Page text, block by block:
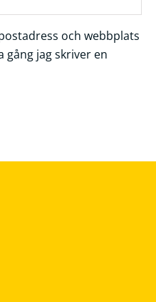
och webbplats
gång jag skriver en